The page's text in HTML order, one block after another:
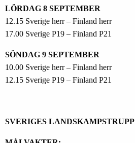
LÖRDAG 8 SEPTEMBER
12.15 Sverige herr – Finland herr
17.00 Sverige P19 – Finland P21
SÖNDAG 9 SEPTEMBER
10.00 Sverige herr – Finland herr
12.15 Sverige P19 – Finland P21
SVERIGES LANDSKAMPSTRUPP